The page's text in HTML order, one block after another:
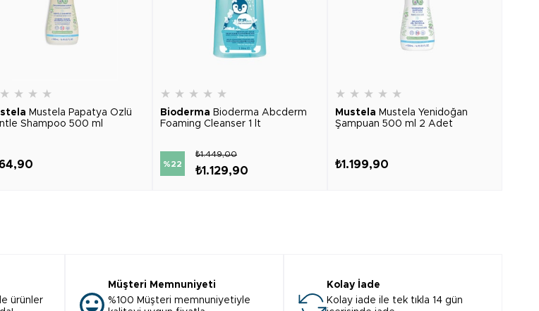
★ ★ ★ ★
Mustela Papatya Özlü
Shampoo 500 ml
★ ★ ★ ★ ★
Bioderma Bioderma Abcderm
Foaming Cleanser 1 lt
%22
₺1.129,90
₺1.449,00
★ ★ ★ ★ ★
Mustela Mustela Yenidoğan
Şampuan 500 ml 2 Adet
₺1.199,90
ürünler
Müşteri Memnuniyeti
%100 Müşteri memnuniyetiyle
Kolay İade
Kolay iade ile tek tıkla 14 gün